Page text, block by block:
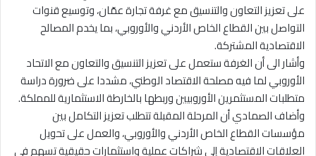
على تعزيز التعاون والتنسيق مع غرفة تجارة عمّان، وتوسيع قنوات
التواصل بين القطاع الخاص الأردني والأوروبي، بما يخدم المصالح
الاقتصادية المشتركة.
وأشار الى أن الغرفة ستعمل على تعزيز التنسيق والتعاون مع الاتحاد
الأوروبي لما فيه مصلحة الاقتصاد الوطني، مشددا على ضرورة دراسة
متطلبات المستثمرين الأوروبيين وربطها بالخارطة الاستثمارية للمملكة.
وأضاف الصمادي أن المرحلة المقبلة تتطلب تعزيز التكامل بين
مؤسسات القطاع الخاص الأردني والأوروبي، والعمل على تحويل
العلاقات الاقتصادية إلى شراكات عملية واستثمارات حقيقية تسهم في